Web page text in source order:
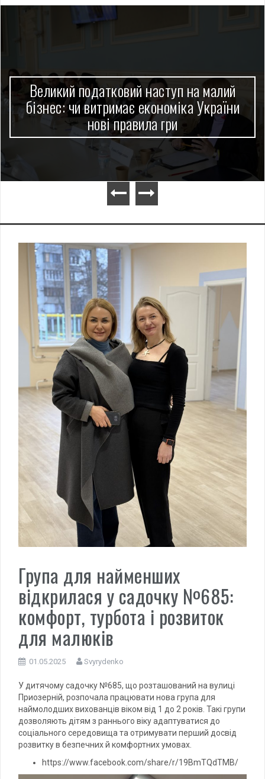
Великий податковий наступ на малий
бізнес: чи витримає економіка України
нові правила гри
Група для найменших
відкрилася у садочку №685:
комфорт, турбота і розвиток
для малюків
01.05.2025 Svyrydenko
У дитячому садочку №685, що розташований на вулиці
Приозерній, розпочала працювати нова група для
наймолодших вихованців віком від 1 до 2 років. Такі групи
дозволяють дітям з раннього віку адаптуватися до
соціального середовища та отримувати перший досвід
розвитку в безпечних й комфортних умовах.
https://www.facebook.com/share/r/19BmTQdTMB/